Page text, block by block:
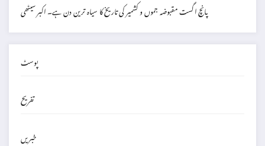
پانچ اگست مقبوضہ جموں و کشمیر کی تاریخ کا سیاہ ترین دن ہے۔ اکبر سیٹھی
پوسٹ
تفریح
خبریں